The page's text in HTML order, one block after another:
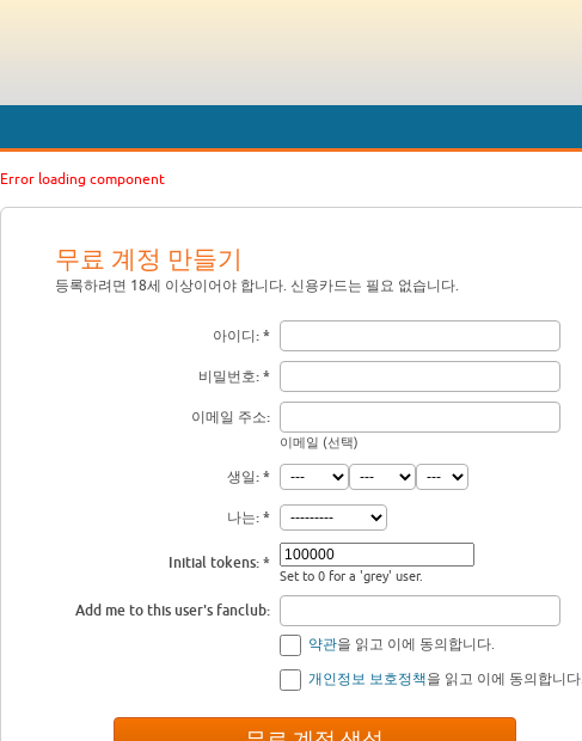
Error loading component
무료 계정 만들기
등록하려면 18세 이상이어야 합니다. 신용카드는 필요 없습니다.
아이디:
비밀번호:
이메일 주소:
이메일 (선택)
생일:
나는:
Initial tokens:
Set to 0 for a 'grey' user.
Add me to this user's fanclub:
약관을 읽고 이에 동의합니다.
개인정보 보호정책을 읽고 이에 동의합니